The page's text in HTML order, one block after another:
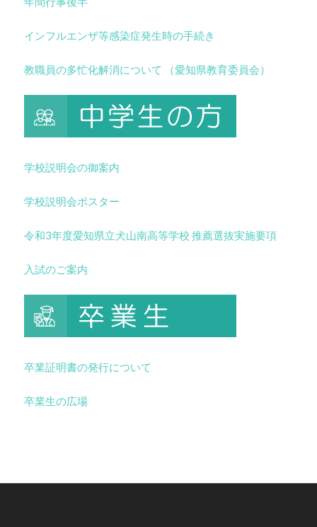
インフルエンザ等感染症発生時の手続き
教職員の多忙化解消について （愛知県教育委員会）
学校説明会の御案内
学校説明会ポスター
令和3年度愛知県立犬山南高等学校 推薦選抜実施要項
入試のご案内
卒業証明書の発行について
卒業生の広場